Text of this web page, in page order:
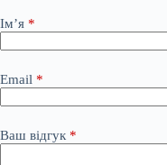
Ім’я *
Email *
Ваш відгук *